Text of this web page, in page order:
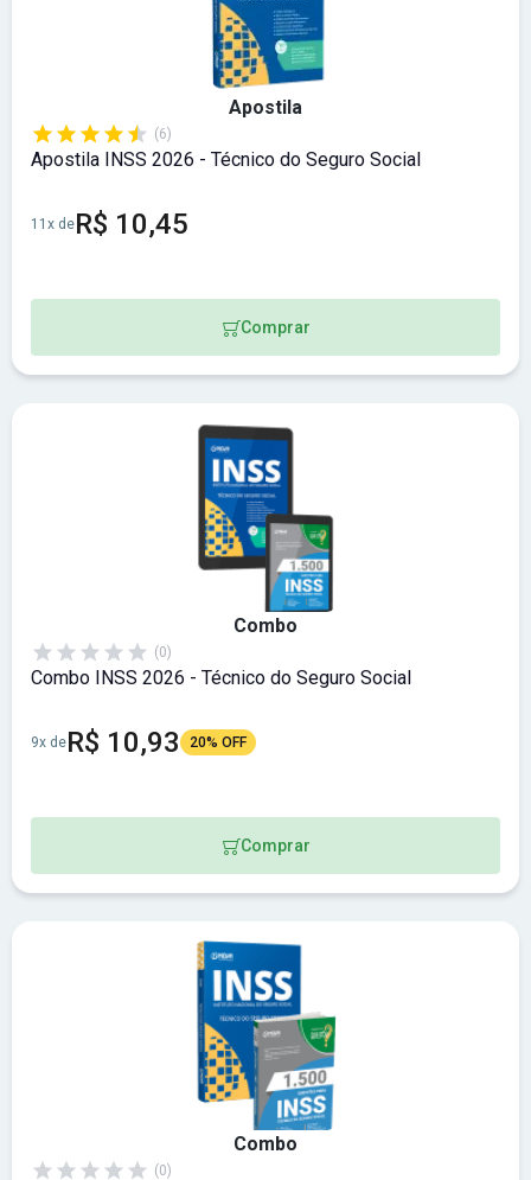
Apostila
(6)
Apostila INSS 2026 - Técnico do Seguro Social
11x deR$ 10,45
Comprar
Combo
(0)
Combo INSS 2026 - Técnico do Seguro Social
9x deR$ 10,93 20% OFF
Comprar
Combo
(0)